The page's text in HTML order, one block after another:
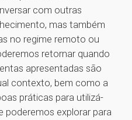
com outras
mas também
no regime remoto ou
retornar quando
apresentadas são
contexto, bem como a
práticas para utilizá-
poderemos explorar para